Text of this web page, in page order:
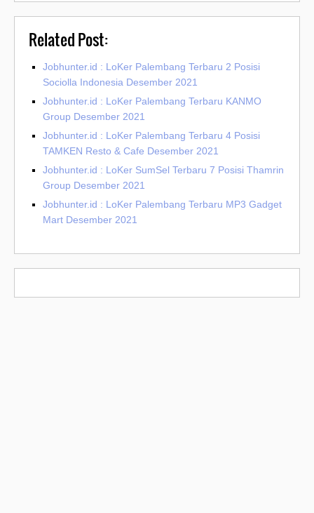
Related Post:
Jobhunter.id : LoKer Palembang Terbaru 2 Posisi
Sociolla Indonesia Desember 2021
Jobhunter.id : LoKer Palembang Terbaru KANMO
Group Desember 2021
Jobhunter.id : LoKer Palembang Terbaru 4 Posisi
TAMKEN Resto & Cafe Desember 2021
Jobhunter.id : LoKer SumSel Terbaru 7 Posisi Thamrin
Group Desember 2021
Jobhunter.id : LoKer Palembang Terbaru MP3 Gadget
Mart Desember 2021